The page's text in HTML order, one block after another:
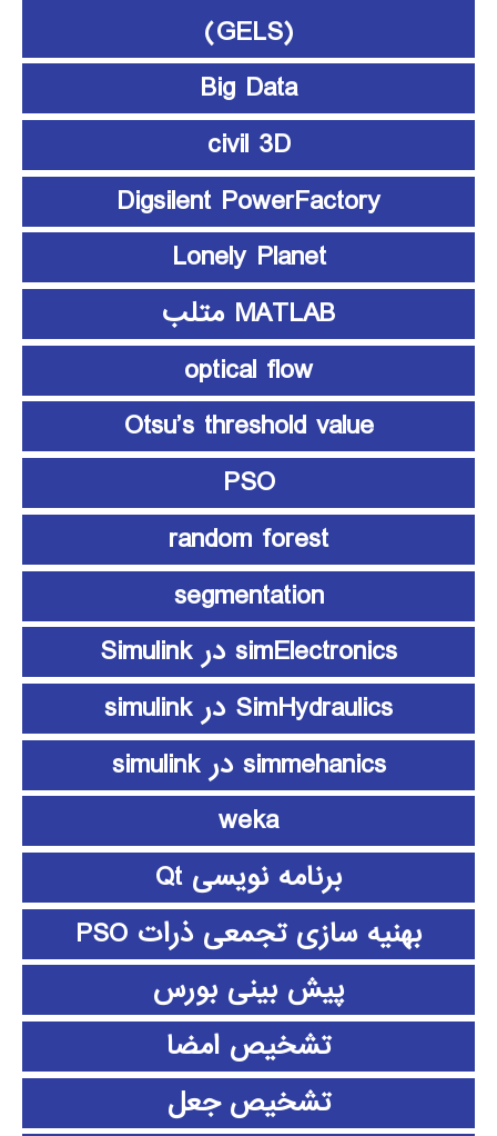
(GELS)
Big Data
civil 3D
Digsilent PowerFactory
Lonely Planet
MATLAB متلب
optical flow
Otsu’s threshold value
PSO
random forest
segmentation
simElectronics در Simulink
SimHydraulics در simulink
simmehanics در simulink
weka
برنامه نویسی Qt
بهنیه سازی تجمعی ذرات PSO
پیش بینی بورس
تشخیص امضا
تشخیص جعل